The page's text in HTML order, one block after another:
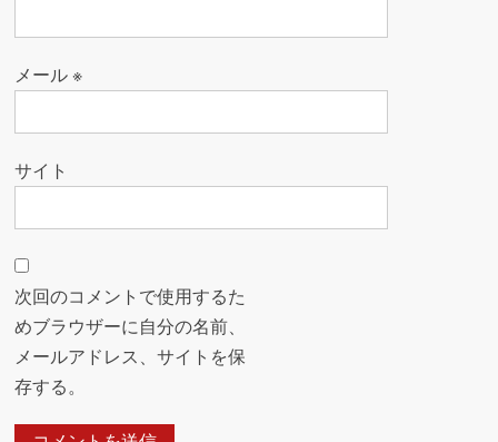
メール※
サイト
次回のコメントで使用するた
めブラウザーに自分の名前、
メールアドレス、サイトを保
存する。